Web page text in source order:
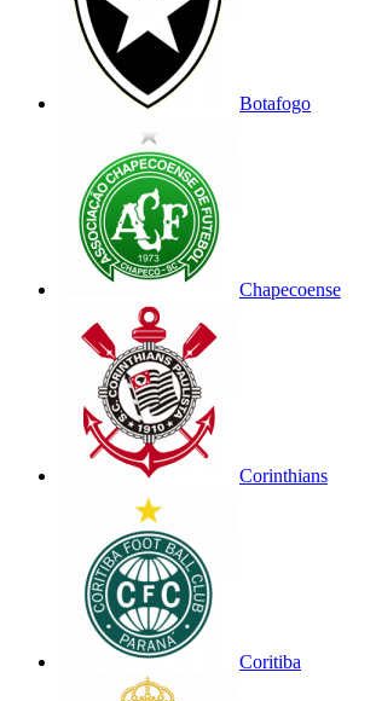
Botafogo
Chapecoense
Corinthians
Coritiba